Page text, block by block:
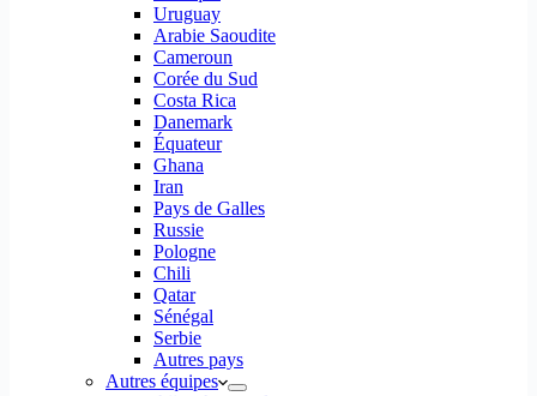
Uruguay
Arabie Saoudite
Cameroun
Corée du Sud
Costa Rica
Danemark
Équateur
Ghana
Iran
Pays de Galles
Russie
Pologne
Chili
Qatar
Sénégal
Serbie
Autres pays
Autres équipes